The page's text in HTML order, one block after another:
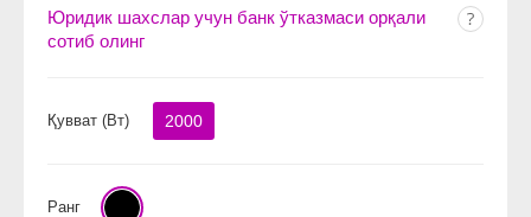
Юридик шахслар учун банк ўтказмаси орқали
сотиб олинг
Қувват (Вт) 2000
Ранг